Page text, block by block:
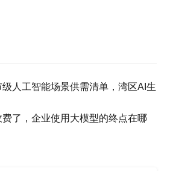
人工智能场景供需清单，湾区AI生
费了，企业使用大模型的终点在哪